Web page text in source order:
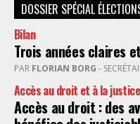
DOSSIER SPÉCIAL
Bilan
Trois années claires
PAR FLORIAN BORG -
Accès au droit et à la justice
Accès au droit : des